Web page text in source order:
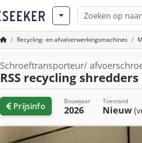
Recycling- en afvalverwerkingsmachines
Schroeftransporteur/
RSS recycling
Prijsinfo Bouwjaar
2026
Toestand
Nieuw